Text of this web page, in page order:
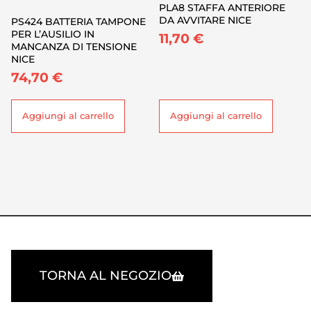
PS424 BATTERIA TAMPONE
PER L’AUSILIO IN
MANCANZA DI TENSIONE
NICE
74,70 €
Aggiungi al carrello
PLA8 STAFFA ANTERIORE
DA AVVITARE NICE
11,70 €
Aggiungi al carrello
TORNA AL NEGOZIO